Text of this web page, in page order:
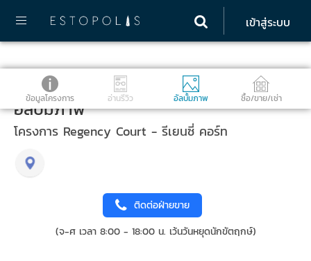
เข้าสู่ระบบ
ข้อมูลโครงการ อ่านรีวิว อัลบั้มภาพ ซื้อ/ขาย/เช่า
อัลบั้มภาพ
โครงการ Regency Court - รีเยนซี่ คอร์ท
ติดต่อฝ่ายขาย
(จ-ศ เวลา 8:00 - 18:00 น. เว้นวันหยุดนักขัตฤกษ์)